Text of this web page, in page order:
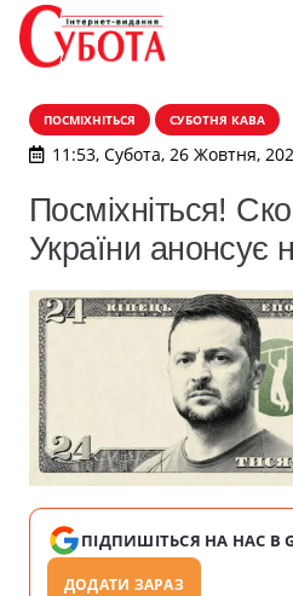
ПОСМІХНІТЬСЯ СУБОТНЯ КАВА
11:53, Субота, 26 Жовтня,
Посміхніться!
України анонсує
ПІДПИШІТЬСЯ НА НАС В
ДОДАТИ ЗАРАЗ